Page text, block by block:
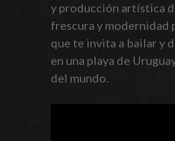
y producción artística
frescura y modernidad
que te invita a bailar y
en una playa de
del mundo.